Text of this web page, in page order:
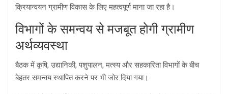
क्रियान्वयन ग्रामीण विकास के लिए महत्वपूर्ण माना जा रहा है।
विभागों के समन्वय से मजबूत होगी ग्रामीण
अर्थव्यवस्था
बैठक में कृषि, उद्यानिकी, पशुपालन, मत्स्य और सहकारिता विभागों के बीच
बेहतर समन्वय स्थापित करने पर भी जोर दिया गया।